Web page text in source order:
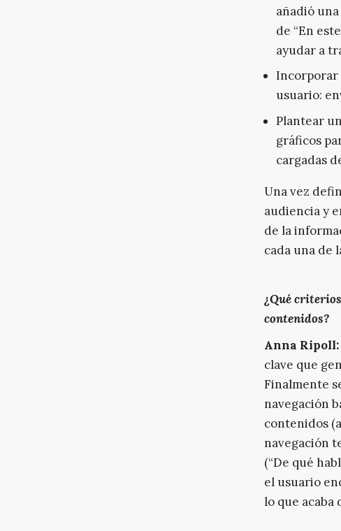
añadió
de “En
ayudar a
Incorporar
usuario:
Plantear
gráficos
cargadas
Una vez
audiencia y
de la
cada una de
¿Qué
contenidos?
Anna Ripoll:
clave que
Finalmente
navegación
contenidos
navegación
(“De qué
el usuario
lo que acaba